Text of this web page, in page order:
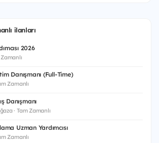
ilanları
2026
Danışmanı (Full-Time)
Zamanlı
Danışmanı
· Tam Zamanlı
Uzman Yardımcısı
Zamanlı